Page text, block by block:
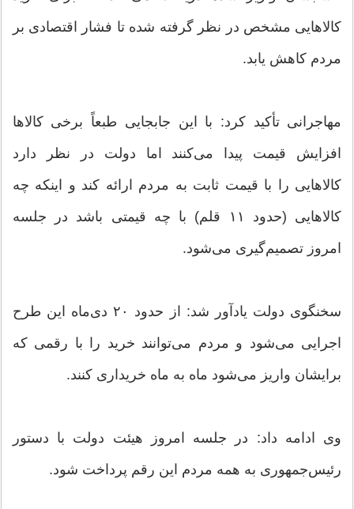
کالاهایی مشخص در نظر گرفته شده تا فشار اقتصادی بر
مردم کاهش یابد.
مهاجرانی تأکید کرد: با این جابجایی طبعاً برخی کالاها
افزایش قیمت پیدا می‌کنند اما دولت در نظر دارد
کالاهایی را با قیمت ثابت به مردم ارائه کند و اینکه چه
کالاهایی (حدود ۱۱ قلم) با چه قیمتی باشد در جلسه
امروز تصمیم‌گیری می‌شود.
سخنگوی دولت یادآور شد: از حدود ۲۰ دی‌ماه این طرح
اجرایی می‌شود و مردم می‌توانند خرید را با رقمی که
برایشان واریز می‌شود ماه به ماه خریداری کنند.
وی ادامه داد: در جلسه امروز هیئت دولت با دستور
رئیس‌جمهوری به همه مردم این رقم پرداخت شود.